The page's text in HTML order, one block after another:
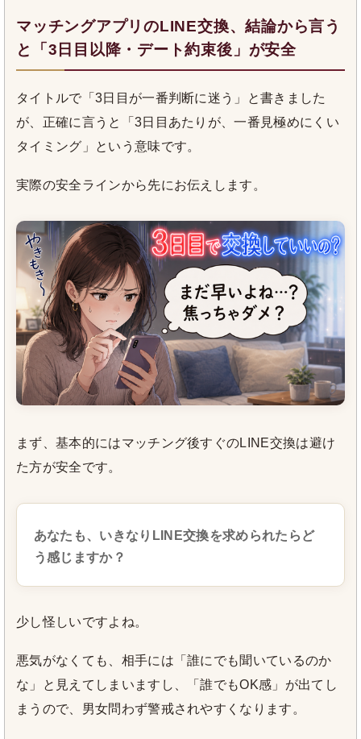
マッチングアプリのLINE交換、結論から言う
と「3日目以降・デート約束後」が安全
タイトルで「3日目が一番判断に迷う」と書きました
が、正確に言うと「3日目あたりが、一番見極めにくい
タイミング」という意味です。
実際の安全ラインから先にお伝えします。
まず、基本的にはマッチング後すぐのLINE交換は避け
た方が安全です。
あなたも、いきなりLINE交換を求められたらど
う感じますか？
少し怪しいですよね。
悪気がなくても、相手には「誰にでも聞いているのか
な」と見えてしまいますし、「誰でもOK感」が出てし
まうので、男女問わず警戒されやすくなります。